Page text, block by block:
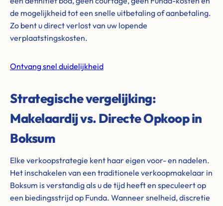
de mogelijkheid tot een snelle uitbetaling of aanbetaling.
Zo bent u direct verlost van uw lopende
verplaatstingskosten.
Ontvang snel duidelijkheid
Strategische vergelijking:
Makelaardij vs. Directe Opkoop in
Boksum
Elke verkoopstrategie kent haar eigen voor- en nadelen.
Het inschakelen van een traditionele verkoopmakelaar in
Boksum is verstandig als u de tijd heeft en speculeert op
een biedingsstrijd op Funda. Wanneer snelheid, discretie